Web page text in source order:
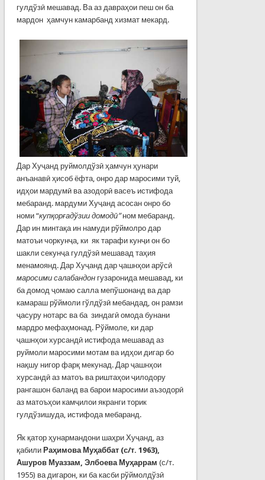
гулдўзӣ мешавад. Ва аз давраҳои пеш он ба
мардон ҳамчун камарбанд хизмат мекард.
Дар Хуҷанд руймолдўзӣ ҳамчун ҳунари
анъанавӣ ҳисоб ёфта, онро дар маросими туй,
идҳои мардумӣ ва азодорӣ васеъ истифода
мебаранд. мардуми Хуҷанд асосан онро бо
номи “купқорғадўзии домодӣ”ном мебаранд.
Дар ин минтақа ин намуди рўймолро дар
матоъи чоркунҷа, ки як тарафи кунҷи он бо
шакли секунҷа гулдўзӣ мешавад таҳия
менамоянд. Дар Хуҷанд дар ҷашнҳои арўсӣ
маросими салабандонгузаронида мешавад, ки
ба домод ҷомаю салла мепўшонанд ва дар
камараш рўймоли гўлдўзӣ мебандад, он рамзи
ҷасуру нотарс ва ба зиндагӣ омода бунани
мардро мефаҳмонад. Рўймоле, ки дар
ҷашнҳои хурсандӣ истифода мешавад аз
руймоли маросими мотам ва идҳои дигар бо
нақшу нигор фарқ мекунад. Дар ҷашнҳои
хурсандӣ аз матоъ ва риштаҳои ҷилодору
рангашон баланд ва барои маросими аъзодорӣ
аз матоъҳои камҷилои якранги торик
гулдўзишуда, истифода мебаранд.
Як қатор ҳунармандони шаҳри Хуҷанд, аз
қабили Раҳимова Муҳаббат (с/т. 1963),
Ашуров Муаззам, Элбоева Муҳаррам (с/т.
1955) ва дигарон, ки ба касби рўймолдўзӣ